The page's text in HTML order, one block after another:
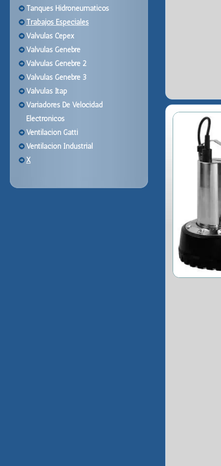
Tanques Hidroneumaticos
Trabajos Especiales
Valvulas Cepex
Valvulas Genebre
Valvulas Genebre 2
Valvulas Genebre 3
Valvulas Itap
Variadores De Velocidad
Electronicos
Ventilacion Gatti
Ventilacion Industrial
X